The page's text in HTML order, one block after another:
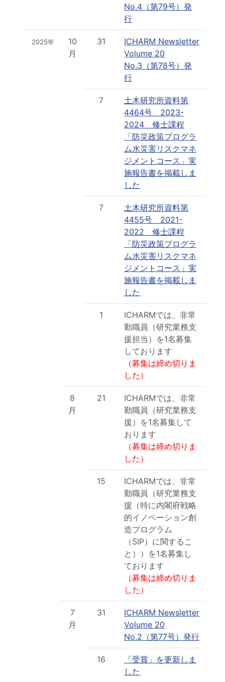
No.4（第79号）発
行
2025年
10
月
31
ICHARM Newsletter
Volume 20
No.3（第78号）発
行
7
土木研究所資料第
4464号 2023-
2024 修士課程
「防災政策プログラ
ム水災害リスクマネ
ジメントコース」実
施報告書を掲載しま
した
7
土木研究所資料第
4455号 2021-
2022 修士課程
「防災政策プログラ
ム水災害リスクマネ
ジメントコース」実
施報告書を掲載しま
した
1
ICHARMでは、非常
勤職員（研究業務支
援担当）を1名募集
しております
（募集は締め切りま
した）
8
月
21
ICHARMでは、非常
勤職員（研究業務支
援）を1名募集して
おります
（募集は締め切りま
した）
15
ICHARMでは、非常
勤職員（研究業務支
援（特に内閣府戦略
的イノベーション創
造プログラム
（SIP）に関するこ
と））を1名募集し
ております
（募集は締め切りま
した）
7
月
31
ICHARM Newsletter
Volume 20
No.2（第77号）発行
16
「受賞」を更新しま
した